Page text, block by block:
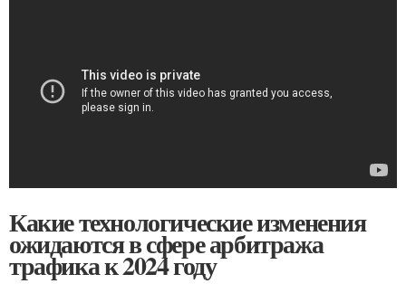
Какие технологические изменения
ожидаются в сфере арбитража
трафика к 2024 году